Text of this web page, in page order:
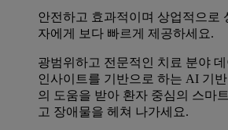
안전하고 효과적이며 상업적으로
자에게 보다 빠르게 제공하세요.
광범위하고 전문적인 치료 분야
인사이트를 기반으로 하는 AI 기
의 도움을 받아 환자 중심의 스마
고 장애물을 헤쳐 나가세요.